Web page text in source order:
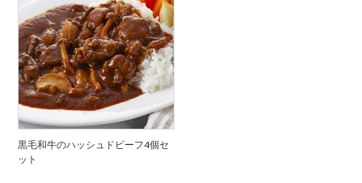
黒毛和牛のハッシュドビーフ4個セ
ット